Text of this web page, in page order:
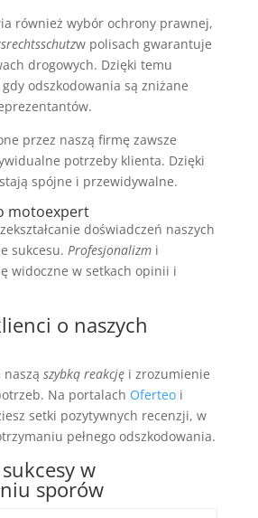
również wybór ochrony prawnej,
w polisach gwarantuje
drogowych. Dzięki temu
odszkodowania są zniżane
przez naszą firmę zawsze
potrzeby klienta. Dzięki
spójne i przewidywalne.
motoexpert
doświadczeń naszych
sukcesu. Profesjonalizmi
widoczne w setkach opinii i
o naszych
szybką reakcjęi zrozumienie
Na portalach Oferteoi
setki pozytywnych recenzji, w
pełnego odszkodowania.
w
sporów